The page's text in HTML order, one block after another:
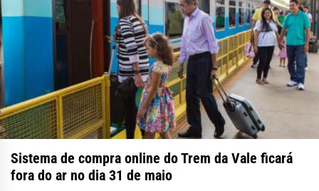
Sistema de compra online do Trem da Vale ficará
fora do ar no dia 31 de maio